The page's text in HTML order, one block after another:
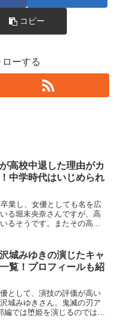
コピー
ーする
高校中退した理由がカ
中学時代はいじめられ
業し、女優としても名を広
る堀未央奈さんですが、高
るそうです。またその高校
ッコいい理由というのはどの
ったのか見...
沢城みゆきの演じたキャ
覧！プロフィールも紹
として、演技の評価が高い
城みゆきさん。鬼滅の刃ア
編では堕姫を演じるのではな